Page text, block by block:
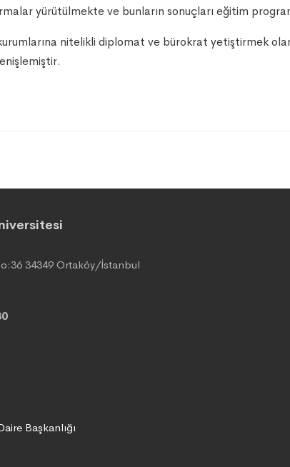
yürütülmekte ve bunların sonuçları eğitim
nitelikli diplomat ve bürokrat yetiştirmek
34349 Ortaköy/İstanbul
Başkanlığı